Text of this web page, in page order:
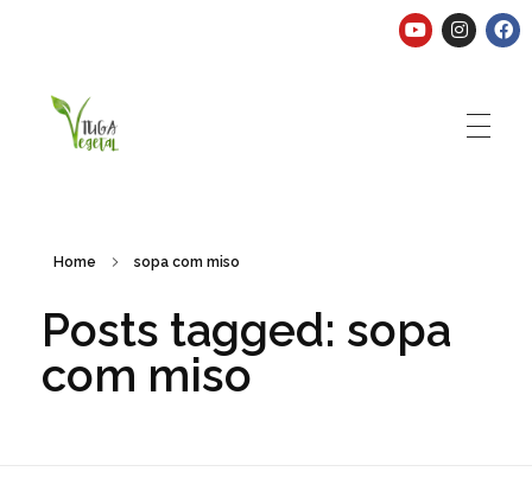
Home sopa com miso
Posts tagged: sopa
com miso